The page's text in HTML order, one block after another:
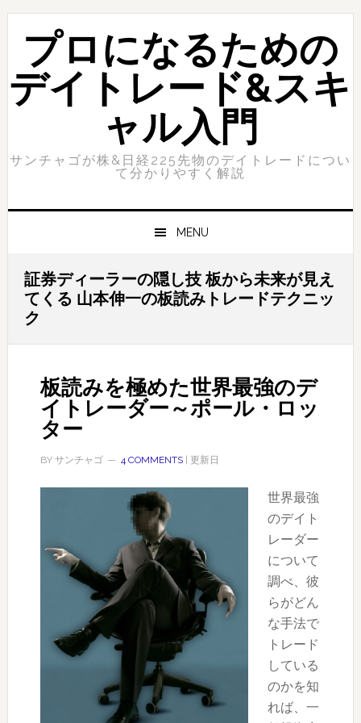
Skip
primary
navigation
Skip
contentプロになるための
デイトレード&スキ
ャル入門
サンチャゴが株&日経225先物のデイトレードについ
て分かりやすく解説
MENU
証券ディーラーの隠し技 板から未来が見え
てくる 山本伸一の板読みトレードテクニッ
ク
板読みを極めた世界最強のデ
イトレーダー～ポール・ロッ
ター
BY サンチャゴ 4 COMMENTS| 更新日
世界最強
のデイト
レーダー
について
調べ、彼
らがどん
な手法で
トレード
している
のかを知
れば、一